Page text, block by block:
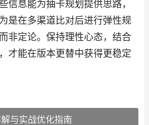
信息能为抽卡规划提供思路，
是在多渠道比对后进行弹性规
非定论。保持理性心态，结合
才能在版本更替中获得更稳定
与实战优化指南